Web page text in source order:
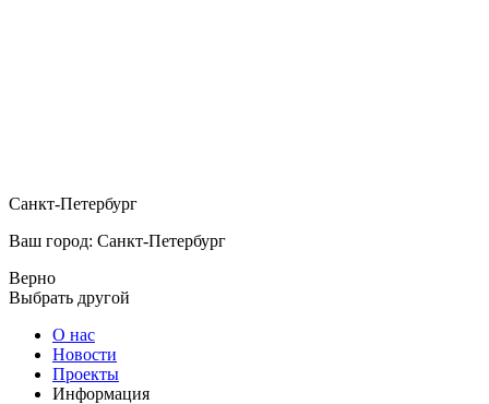
Санкт-Петербург
Ваш город: Санкт-Петербург
Верно
Выбрать другой
О нас
Новости
Проекты
Информация